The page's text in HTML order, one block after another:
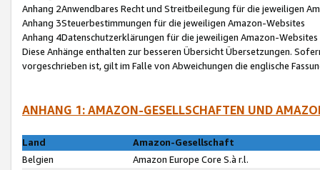
Anhang 2Anwendbares Recht und Streitbeilegung für die jeweiligen
Anhang 3Steuerbestimmungen für die jeweiligen Amazon-Websites
Anhang 4Datenschutzerklärungen für die jeweiligen Amazon-Websites
Diese Anhänge enthalten zur besseren Übersicht Übersetzungen.
vorgeschrieben ist, gilt im Falle von Abweichungen die englische
ANHANG 1: AMAZON-GESELLSCHAFTEN UND
Land
Amazon-Gesellschaft
Belgien
Amazon Europe Core S.à r.l.